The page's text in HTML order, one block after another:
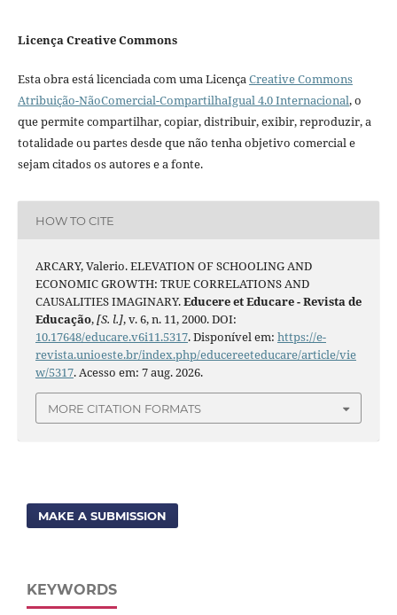
Licença Creative Commons
Esta obra está licenciada com uma LicençaCreative Commons
Atribuição-NãoComercial-CompartilhaIgual 4.0 Internacional, o
que permite compartilhar, copiar, distribuir, exibir, reproduzir, a
totalidade ou partes desde que não tenha objetivo comercial e
sejam citados os autores e a fonte.
HOW TO CITE
ARCARY, Valerio. ELEVATION OF SCHOOLING AND
ECONOMIC GROWTH: TRUE CORRELATIONS AND
CAUSALITIES IMAGINARY.Educere et Educare - Revista de
Educação,[S. l.], v. 6, n. 11, 2000. DOI:
10.17648/educare.v6i11.5317. Disponível em: https://e-
revista.unioeste.br/index.php/educereeteducare/article/vie
w/5317. Acesso em: 7 aug. 2026.
MORE CITATION FORMATS
MAKE A SUBMISSION
KEYWORDS